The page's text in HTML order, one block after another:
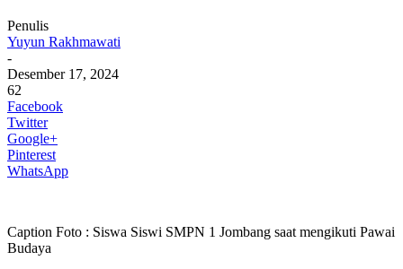
Penulis
Yuyun Rakhmawati
-
Desember 17, 2024
62
Facebook
Twitter
Google+
Pinterest
WhatsApp
Caption Foto : Siswa Siswi SMPN 1 Jombang saat mengikuti Pawai
Budaya